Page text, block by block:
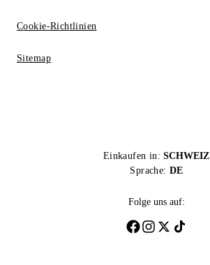
Cookie-Richtlinien
Sitemap
Einkaufen in: SCHWEIZ
Sprache: DE
Folge uns auf: